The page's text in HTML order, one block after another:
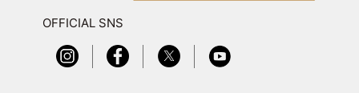
OFFICIAL SNS